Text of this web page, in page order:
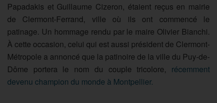
Papadakis et Guillaume Cizeron, étaient reçus en mairie
de Clermont-Ferrand, ville où ils ont commencé le
patinage. Un hommage rendu par le maire Olivier Bianchi.
À cette occasion, celui qui est aussi président de Clermont-
Métropole a annoncé que la patinoire de la ville du Puy-de-
Dôme portera le nom du couple tricolore, récemment
devenu champion du monde à Montpellier.